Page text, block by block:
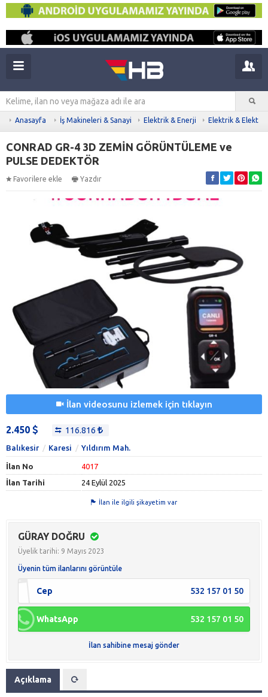
Anasayfa İş Makineleri & Sanayi Elektrik & Enerji Elektrik &
CONRAD GR-4 3D ZEMİN GÖRÜNTÜLEME ve
PULSE DEDEKTÖR
Favorilere ekle Yazdır
İlan videosunu izlemek için tıklayın
2.450 116.816
Balıkesir Karesi Yıldırım Mah.
İlan No
4017
İlan Tarihi
24 Eylül 2025
İlan ile ilgili şikayetim var
GÜRAY DOĞRU
Üyelik tarihi: 9 Mayıs 2023
Üyenin tüm ilanlarını görüntüle
Cep 532 157 01 50
WhatsApp 532 157 01 50
İlan sahibine mesaj gönder
Açıklama